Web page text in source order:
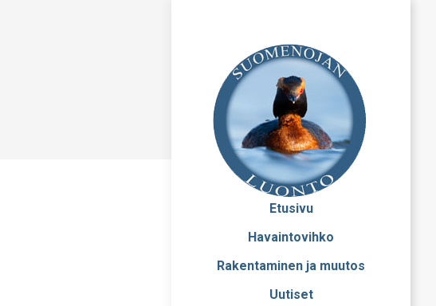
Etusivu
Havaintovihko
Rakentaminen ja muutos
Uutiset